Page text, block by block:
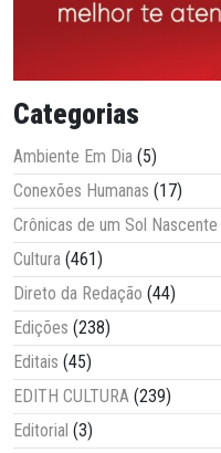
Categorias
Ambiente Em Dia (5)
Conexões Humanas (17)
Crônicas de um Sol Nascente
Cultura (461)
Direto da Redação (44)
Edições (238)
Editais (45)
EDITH CULTURA (239)
Editorial (3)